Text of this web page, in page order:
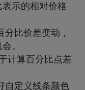
表示的相对价格
分比价差变动，
。
计算百分比点差
自定义线条颜色